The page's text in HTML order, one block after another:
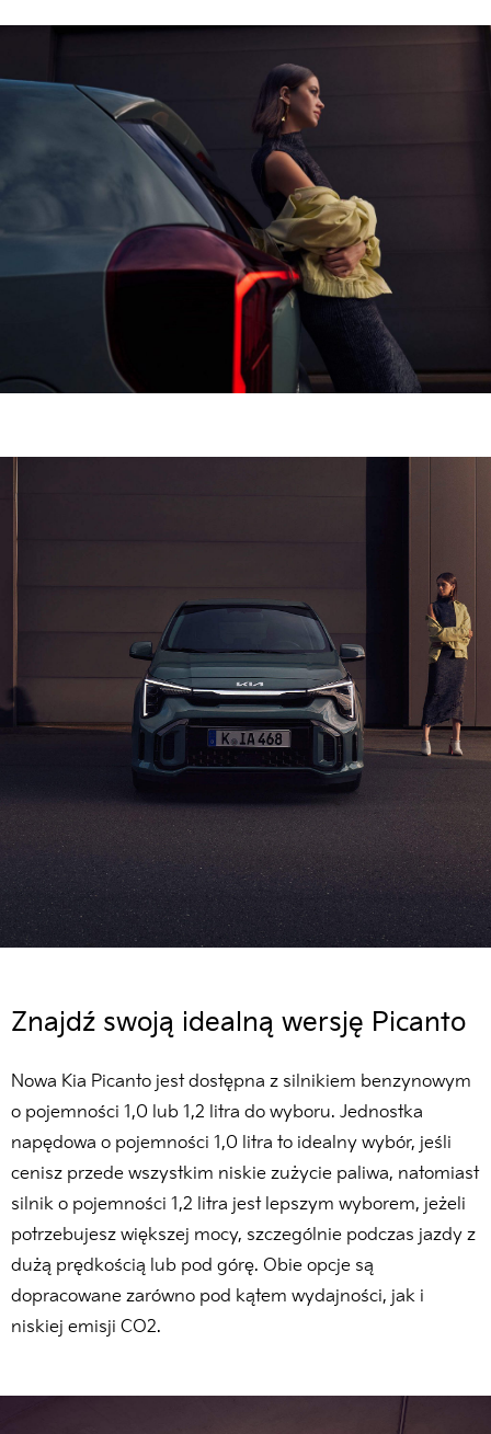
Znajdź swoją idealną wersję Picanto
Nowa Kia Picanto jest dostępna z silnikiem benzynowym
o pojemności 1,0 lub 1,2 litra do wyboru. Jednostka
napędowa o pojemności 1,0 litra to idealny wybór, jeśli
cenisz przede wszystkim niskie zużycie paliwa, natomiast
silnik o pojemności 1,2 litra jest lepszym wyborem, jeżeli
potrzebujesz większej mocy, szczególnie podczas jazdy z
dużą prędkością lub pod górę. Obie opcje są
dopracowane zarówno pod kątem wydajności, jak i
niskiej emisji CO2.